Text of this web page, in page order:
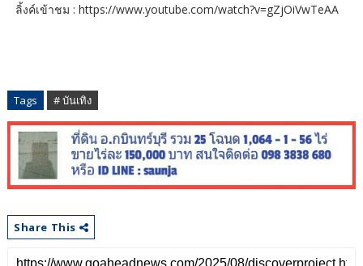
ลิ้งค์เข้าชม : https://www.youtube.com/watch?v=gZjOiVwTeAA
Tags # บันเทิง
Share This